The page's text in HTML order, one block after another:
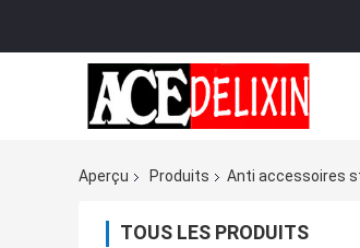
Aperçu
Produits Anti accessoires
TOUS LES PRODUITS